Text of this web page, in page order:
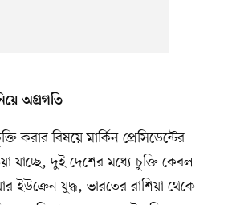
অগ্রগতি
করার বিষয়ে মার্কিন প্রেসিডেন্টের
যাচ্ছে, দুই দেশের মধ্যে চুক্তি কেবল
ইউক্রেন যুদ্ধ, ভারতের রাশিয়া থেকে